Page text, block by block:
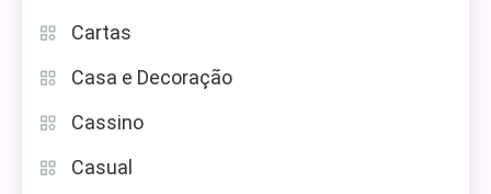
Cartas
Casa e Decoração
Cassino
Casual